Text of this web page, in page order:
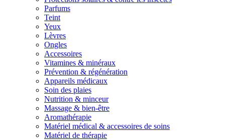
Parfums
Teint
Yeux
Lèvres
Ongles
Accessoires
Vitamines & minéraux
Prévention & régénération
Appareils médicaux
Soin des plaies
Nutrition & minceur
Massage & bien-être
Aromathérapie
Matériel médical & accessoires de soins
Matériel de thérapie